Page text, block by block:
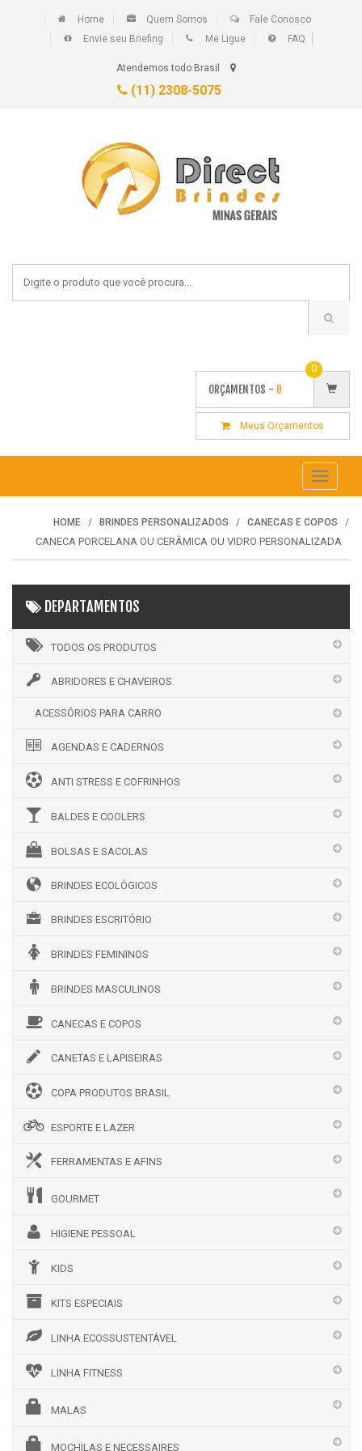
Home Quem Somos
Fale Conosco
Envie seu Briefing
Me Ligue FAQ
Atendemos todo Brasil
(11) 2308-5075
ORÇAMENTOS - 0
0
Meus Orçamentos
Toggle
HOME BRINDES PERSONALIZADOS CANECAS E COPOS
CANECA PORCELANA OU CERÂMICA OU VIDRO PERSONALIZADA
DEPARTAMENTOS
TODOS OS PRODUTOS
ABRIDORES E CHAVEIROS
ACESSÓRIOS PARA CARRO
AGENDAS E CADERNOS
ANTI STRESS E COFRINHOS
BALDES E COOLERS
BOLSAS E SACOLAS
BRINDES ECOLÓGICOS
BRINDES ESCRITÓRIO
BRINDES FEMININOS
BRINDES MASCULINOS
CANECAS E COPOS
CANETAS E LAPISEIRAS
COPA PRODUTOS BRASIL
ESPORTE E LAZER
FERRAMENTAS E AFINS
GOURMET
HIGIENE PESSOAL
KIDS
KITS ESPECIAIS
LINHA ECOSSUSTENTÁVEL
LINHA FITNESS
MALAS
MOCHILAS E NECESSAIRES